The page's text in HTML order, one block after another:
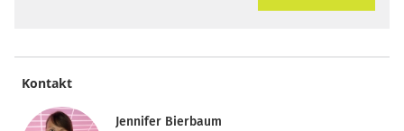
Kontakt
Jennifer Bierbaum